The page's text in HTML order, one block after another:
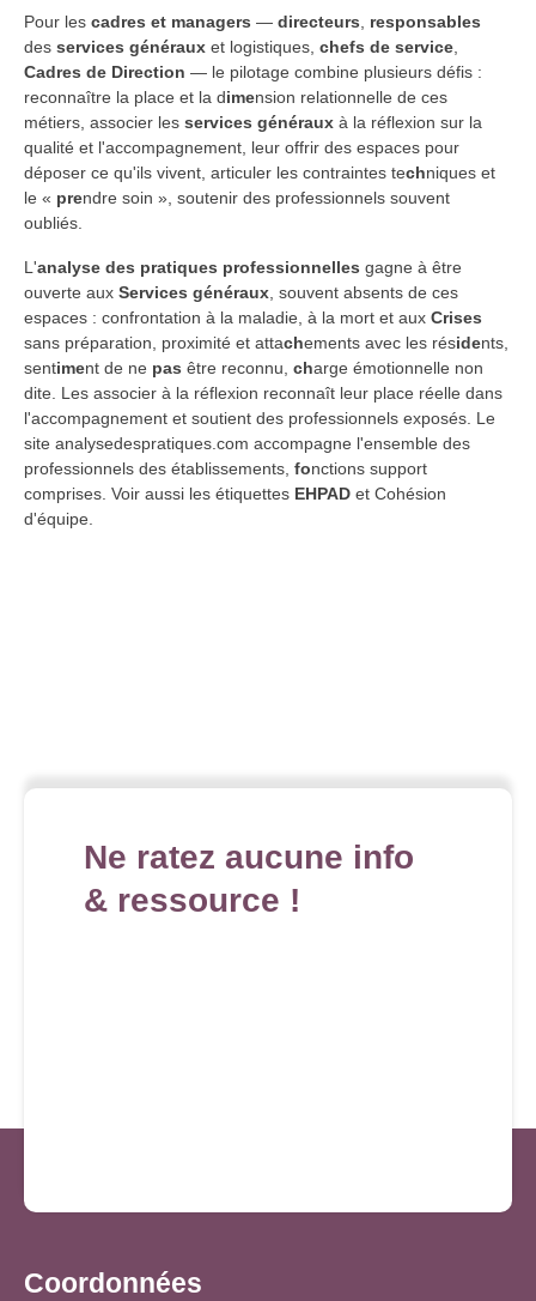
Pour les cadres et managers — directeurs
responsables
des services généraux et logistiques, chefs de service
Cadres de Direction — le pilotage combine plusieurs défis :
reconnaître la place et la dimension relationnelle de ces
métiers, associer les services généraux à la réflexion sur la
qualité et l'accompagnement, leur offrir des espaces pour
déposer ce qu'ils vivent, articuler les contraintes techniques et
le « prendre soin », soutenir des professionnels souvent
oubliés.
L'analyse des pratiques professionnelles gagne à être
ouverte aux Services généraux, souvent absents de ces
espaces : confrontation à la maladie, à la mort et aux Crises
sans préparation, proximité et attachements avec les résidents,
sentiment de ne pas être reconnu, charge émotionnelle non
dite. Les associer à la réflexion reconnaît leur place réelle dans
l'accompagnement et soutient des professionnels exposés. Le
site analysedespratiques.com accompagne l'ensemble des
professionnels des établissements, fonctions support
comprises. Voir aussi les étiquettes EHPAD et Cohésion
d'équipe.
Ne ratez aucune info
& ressource !
Coordonnées